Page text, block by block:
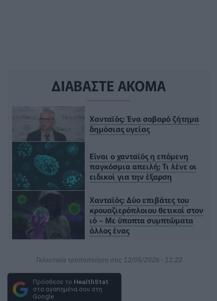
ΔΙΑΒΑΣΤΕ ΑΚΟΜΑ
Χανταϊός: Ένα σοβαρό ζήτημα
δημόσιας υγείας
Είναι ο χανταϊός η επόμενη
παγκόσμια απειλή; Τι λένε οι
ειδικοί για την έξαρση
Χανταϊός: Δύο επιβάτες του
κρουαζιερόπλοιου θετικοί στον
ιό – Με ύποπτα συμπτώματα
άλλος ένας
Τελευταία τροποποίηση στις 12/05/2026 - 11:22
Πρόσθεσε το HealthStat
στα αγαπημένα σου στη
Google